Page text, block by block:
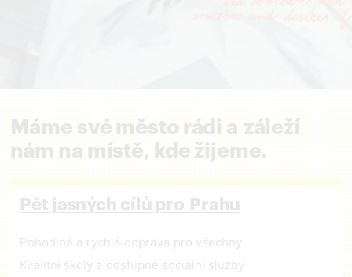
Máme své město rádi a záleží
nám na místě, kde žijeme.
Pět jasných cílů pro Prahu
Pohodlná a rychlá doprava pro všechny
Kvalitní školy a dostupné sociální služby